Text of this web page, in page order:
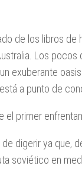
de los libros de
Los pocos
exuberante
a punto de
primer
digerir ya que,
soviético en